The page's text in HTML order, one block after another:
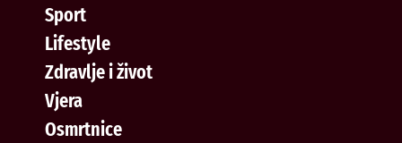
Sport
Lifestyle
Zdravlje i život
Vjera
Osmrtnice